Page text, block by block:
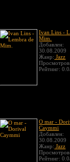
Ivan Lins -
Mim.
Добавлен:
30.08.2009
Жанр: Jazz
Рейтинг:
O mar -
Caymmi
Добавлен:
30.08.2009
Жанр: Jazz
Рейтинг: